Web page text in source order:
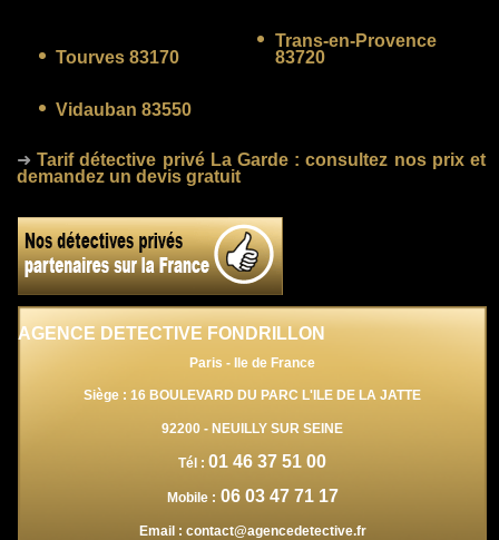
Tourves 83170
Trans-en-Provence
83720
Vidauban 83550
➜Tarif détective privé La Garde : consultez nos prix et
demandez un devis gratuit
AGENCE DETECTIVE FONDRILLON
Paris - Ile de France
Siège : 16 BOULEVARD DU PARC L'ILE DE LA JATTE
92200 -NEUILLY SUR SEINE
Tél : 01 46 37 51 00
Mobile : 06 03 47 71 17
Email : contact@agencedetective.fr